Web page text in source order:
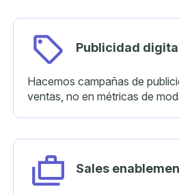
Publicidad
Hacemos campañas de
ventas, no en métricas de
Sales